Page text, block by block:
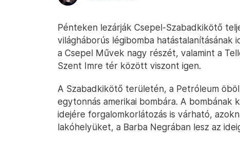
Pénteken lezárják Csepel-Szabadkikötő
világháborús légibomba hatástalanításának
a Csepel Művek nagy részét, valamint a
Szent Imre tér között viszont igen.
A Szabadkikötő területén, a Petróleum
egytonnás amerikai bombára. A
idejére forgalomkorlátozás is várható,
lakóhelyüket, a Barba Negrában lesz az